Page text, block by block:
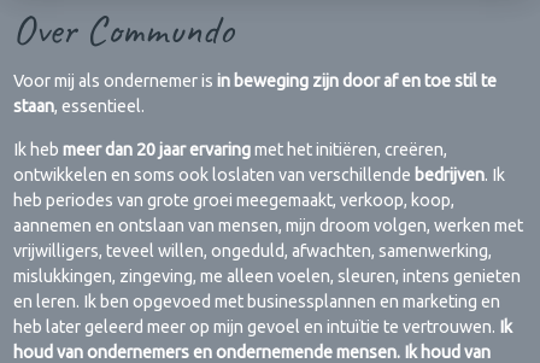
Over Commundo
Voor mij als ondernemer isin beweging zijn door af en toe stil te
staan, essentieel.
Ik hebmeer dan 20 jaar ervaringmet het initiëren, creëren,
ontwikkelen en soms ook loslaten van verschillende bedrijven. Ik
heb periodes van grote groei meegemaakt, verkoop, koop,
aannemen en ontslaan van mensen, mijn droom volgen, werken met
vrijwilligers, teveel willen, ongeduld, afwachten, samenwerking,
mislukkingen, zingeving, me alleen voelen, sleuren, intens genieten
en leren. Ik ben opgevoed met businessplannen en marketing en
heb later geleerd meer op mijn gevoel en intuïtie te vertrouwen. Ik
houd van ondernemers en ondernemende mensen. Ik houd van